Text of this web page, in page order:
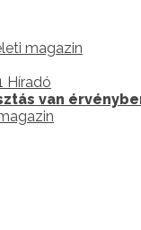
magazin
Híradó
van